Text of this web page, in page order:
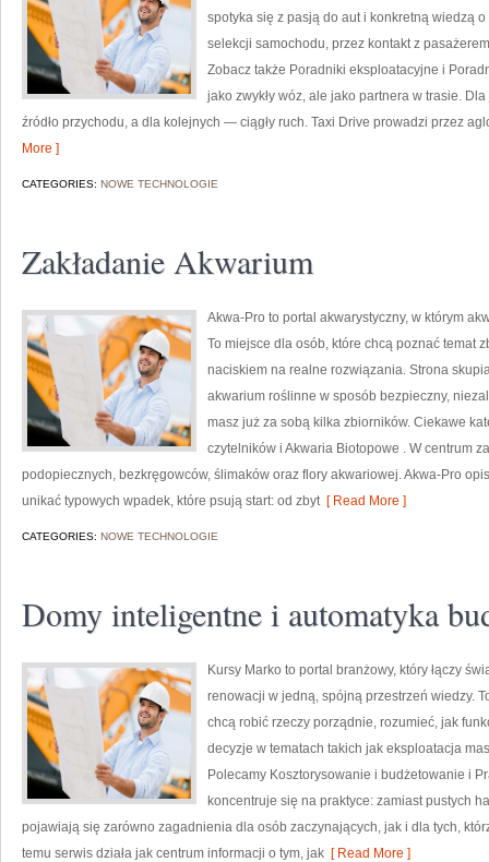
spotyka się z pasją do aut i konkretną wiedzą
selekcji samochodu, przez kontakt z
Zobacz także Poradniki eksploatacyjne i
jako zwykły wóz, ale jako partnera w trasie.
źródło przychodu, a dla kolejnych — ciągły ruch. Taxi Drive prowadzi przez
More ]
CATEGORIES: NOWE TECHNOLOGIE
Zakładanie Akwarium
Akwa-Pro to portal akwarystyczny, w którym
To miejsce dla osób, które chcą poznać temat
naciskiem na realne rozwiązania. Strona
akwarium roślinne w sposób bezpieczny,
masz już za sobą kilka zbiorników. Ciekawe
czytelników i Akwaria Biotopowe . W centrum
podopiecznych, bezkręgowców, ślimaków oraz flory akwariowej. Akwa-Pro
unikać typowych wpadek, które psują start: od zbyt[ Read More ]
CATEGORIES: NOWE TECHNOLOGIE
Domy inteligentne i automatyka
Kursy Marko to portal branżowy, który łączy
renowacji w jedną, spójną przestrzeń wiedzy.
chcą robić rzeczy porządnie, rozumieć, jak
decyzje w tematach takich jak eksploatacja
Polecamy Kosztorysowanie i budżetowanie i
koncentruje się na praktyce: zamiast pustych
pojawiają się zarówno zagadnienia dla osób zaczynających, jak i dla tych,
temu serwis działa jak centrum informacji o tym, jak [ Read More ]